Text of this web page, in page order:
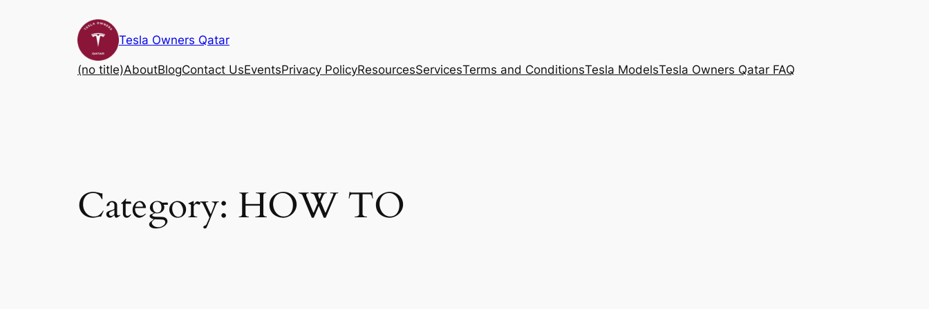
Tesla Owners Qatar
(no title)AboutBlogContact UsEventsPrivacy PolicyResourcesServicesTerms and ConditionsTesla ModelsTesla Owners Qatar FAQ
Category: HOW TO